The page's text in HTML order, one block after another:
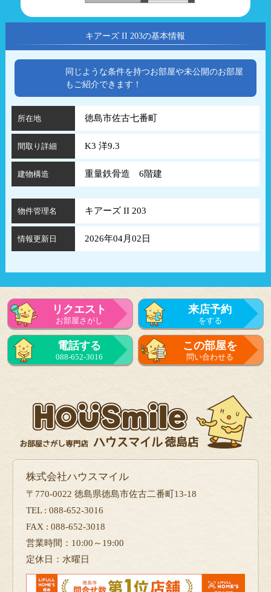
キアーズ II 203の基本情報
同じような条件を持つお部屋や未公開のお部屋
もご紹介できます！
所在地 徳島市佐古七番町
間取り詳細 K3 洋9.3
建物構造 重量鉄骨造 6階建
物件管理名 キアーズ II 203
情報更新日 2026年04月02日
リクエスト
お部屋さがし
来店予約
をする
電話する
088-652-3016
この部屋を
問い合わせる
株式会社ハウスマイル
〒770-0022 徳島県徳島市佐古二番町13-18
TEL : 088-652-3016
FAX : 088-652-3018
営業時間：10:00～19:00
定休日：水曜日